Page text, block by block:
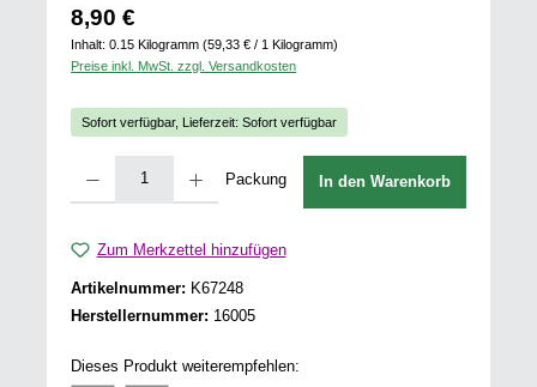
Regulärer Preis:
8,90 €
Inhalt:0.15 Kilogramm(59,33 € / 1 Kilogramm)
Preise inkl. MwSt. zzgl. Versandkosten
Sofort verfügbar, Lieferzeit: Sofort verfügbar
Packung In den Warenkorb
Zum Merkzettel hinzufügen
Artikelnummer: K67248
Herstellernummer: 16005
Dieses Produkt weiterempfehlen: